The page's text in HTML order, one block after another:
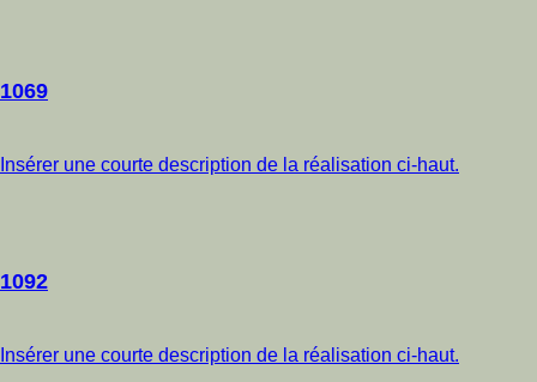
1069
Insérer une courte description de la réalisation ci-haut.
1092
Insérer une courte description de la réalisation ci-haut.